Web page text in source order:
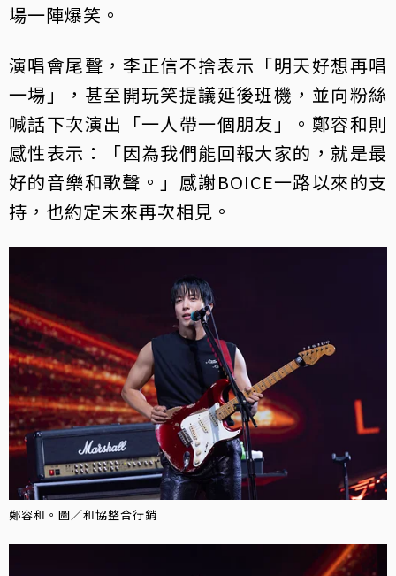
場一陣爆笑。
演唱會尾聲，李正信不捨表示「明天好想再唱
一場」，甚至開玩笑提議延後班機，並向粉絲
喊話下次演出「一人帶一個朋友」。鄭容和則
感性表示：「因為我們能回報大家的，就是最
好的音樂和歌聲。」感謝BOICE一路以來的支
持，也約定未來再次相見。
鄭容和。圖／和協整合行銷